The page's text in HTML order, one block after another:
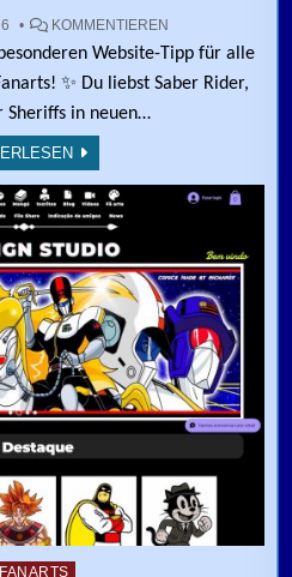
KOMMENTIERENZU WEB-TIPP:
Website-Tipp für alle
✨ Du liebst Saber Rider,
Sheriffs in neuen…
in
FANARTS